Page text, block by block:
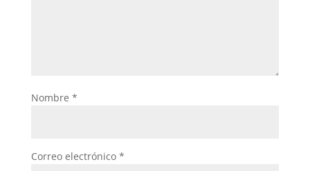
Nombre *
Correo electrónico *